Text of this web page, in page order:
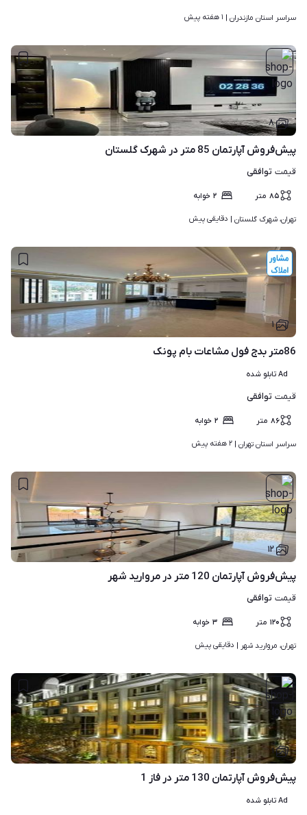
سراسر استان مازندران | ۱ هفته پیش
۸
پیش‌فروش آپارتمان 85 متر در شهرک گلستان
قیمت توافقی
۸۵ متر ۲ خوابه
تهران، شهرک گلستان | دقایقی پیش
۱
86متر بدج فول مشاعات بام پونک
Ad تابلو شده
قیمت توافقی
۸۶ متر ۲ خوابه
سراسر استان تهران | ۲ هفته پیش
۱۲
پیش‌فروش آپارتمان 120 متر در مروارید شهر
قیمت توافقی
۱۲۰ متر ۳ خوابه
تهران، مروارید شهر | دقایقی پیش
۱
پیش‌فروش آپارتمان 130 متر در فاز 1
Ad تابلو شده